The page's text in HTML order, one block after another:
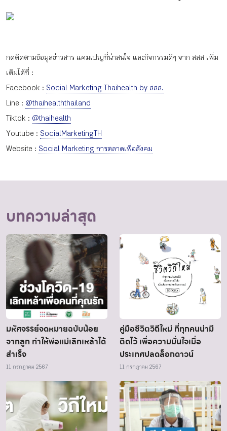
กดติดตามข้อมูลข่าวสาร แคมเปญที่น่าสนใจ และกิจกรรมดีๆ จาก สสส เพิ่ม
เติมได้ที่ :
Facebook : Social Marketing Thaihealth by สสส.
Line : @thaihealththailand
Tiktok : @thaihealth
Youtube : SocialMarketingTH
Website : Social Marketing การตลาดเพื่อสังคม
บทความล่าสุด
มหัศจรรย์จดหมายฉบับน้อย
จากลูก ทำให้พ่อแม่เลิกเหล้าได้
สำเร็จ
11 กรกฎาคม 2567
คู่มือชีวิตวิถีใหม่ ที่ทุกคนน่ามี
ติดไว้ เพื่อความมั่นใจเมื่อ
ประเทศปลดล็อกดาวน์
11 กรกฎาคม 2567